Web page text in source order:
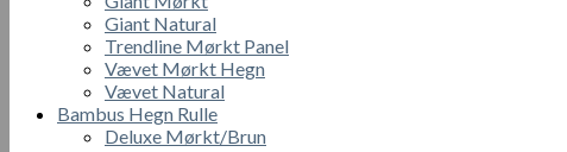
Giant Natural
Trendline Mørkt Panel
Vævet Mørkt Hegn
Vævet Natural
Bambus Hegn Rulle
Deluxe Mørkt/Brun